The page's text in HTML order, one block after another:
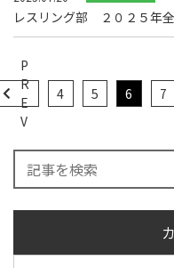
レスリング部 ２０２５年
P
R
E
V
4 5 6 7